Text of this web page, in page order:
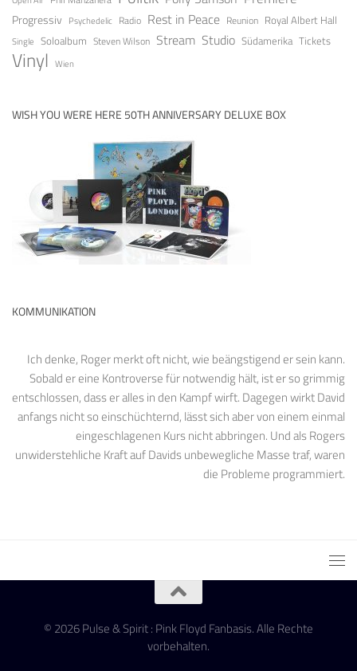
Progressiv Psychedelic Radio Rest in Peace Reunion Royal Albert Hall
Single Soloalbum Steven Wilson Stream Studio Südamerika Tickets
Vinyl Wien
WISH YOU WERE HERE 50TH ANNIVERSARY DELUXE BOX
KOMMUNIKATION
Ich denke, Roger merkt oft nicht, wie beängstigend er sein kann.
Sobald er eine Kontroverse für notwendig hält, ist er so grimmig
entschlossen, dass er alles in den Kampf wirft. Dagegen wirkt David
anfangs nicht so einschüchternd, lässt sich aber von einem einmal
eingeschlagenen Kurs nicht abbringen. Und als Rogers
unwiderstehliche Kraft auf Davids unbewegliche Masse traf, waren
die Probleme programmiert.
© 2026 Pulse & Spirit : Pink Floyd Fanbasis. Alle Rechte
vorbehalten.